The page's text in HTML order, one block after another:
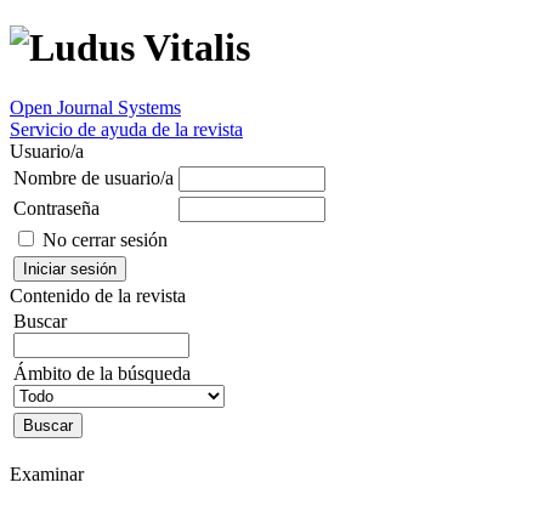
Open Journal Systems
Servicio de ayuda de la revista
Usuario/a
Nombre de usuario/a
Contraseña
No cerrar sesión
Contenido de la revista
Buscar
Ámbito de la búsqueda
Examinar